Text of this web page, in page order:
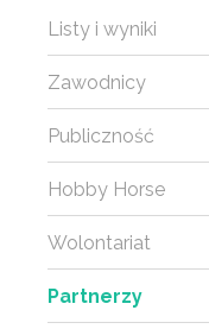
Listy i wyniki
Zawodnicy
Publiczność
Hobby Horse
Wolontariat
Partnerzy